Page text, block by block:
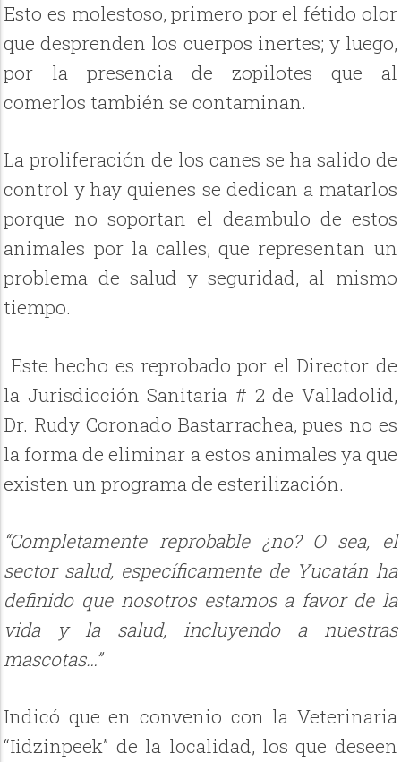
Esto es molestoso, primero por el fétido olor
que desprenden los cuerpos inertes; y luego,
por la presencia de zopilotes que al
comerlos también se contaminan.
La proliferación de los canes se ha salido de
control y hay quienes se dedican a matarlos
porque no soportan el deambulo de estos
animales por la calles, que representan un
problema de salud y seguridad, al mismo
tiempo.
Este hecho es reprobado por el Director de
la Jurisdicción Sanitaria # 2 de Valladolid,
Dr. Rudy Coronado Bastarrachea, pues no es
la forma de eliminar a estos animales ya que
existen un programa de esterilización.
“Completamente reprobable ¿no? O sea, el
sector salud, específicamente de Yucatán ha
definido que nosotros estamos a favor de la
vida y la salud, incluyendo a nuestras
mascotas…”
Indicó que en convenio con la Veterinaria
“Iidzinpeek” de la localidad, los que deseen